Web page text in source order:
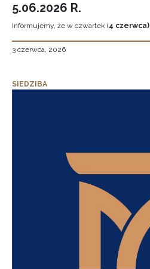
5.06.2026 R.
Informujemy, że w czwartek (4 czerwca)
3 czerwca, 2026
SIEDZIBA